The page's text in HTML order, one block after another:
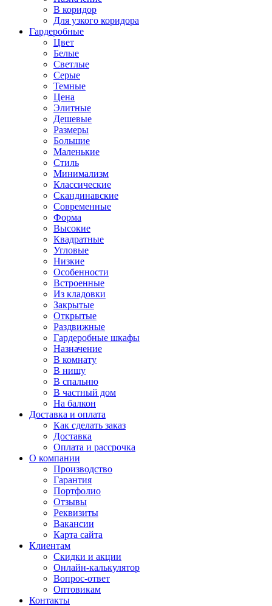
В коридор
Для узкого коридора
Гардеробные
Цвет
Белые
Светлые
Серые
Темные
Цена
Элитные
Дешевые
Размеры
Большие
Маленькие
Стиль
Минимализм
Классические
Скандинавские
Современные
Форма
Высокие
Квадратные
Угловые
Низкие
Особенности
Встроенные
Из кладовки
Закрытые
Открытые
Раздвижные
Гардеробные шкафы
Назначение
В комнату
В нишу
В спальню
В частный дом
На балкон
Доставка и оплата
Как сделать заказ
Доставка
Оплата и рассрочка
О компании
Производство
Гарантия
Портфолио
Отзывы
Реквизиты
Вакансии
Карта сайта
Клиентам
Скидки и акции
Онлайн-калькулятор
Вопрос-ответ
Оптовикам
Контакты